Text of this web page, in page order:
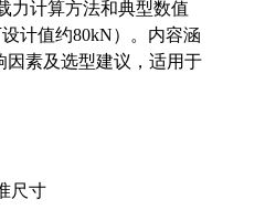
力计算方法和典型数值
设计值约80kN）。内容涵
因素及选型建议，适用于
尺寸